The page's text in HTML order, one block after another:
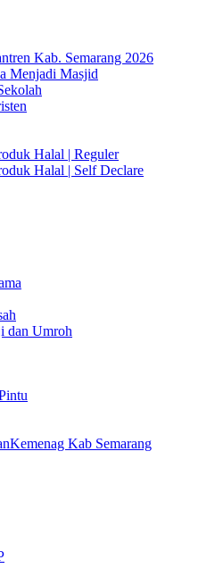
Kab. Semarang 2026
Menjadi Masjid
Halal | Reguler
Halal | Self Declare
dan Umroh
Kab Semarang